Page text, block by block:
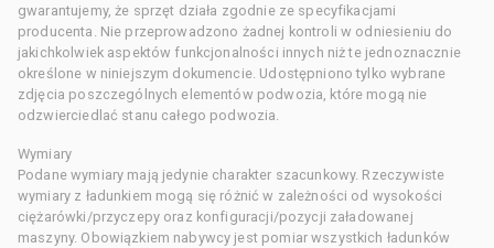
gwarantujemy, że sprzęt działa zgodnie ze specyfikacjami
producenta. Nie przeprowadzono żadnej kontroli w odniesieniu do
jakichkolwiek aspektów funkcjonalności innych niż te jednoznacznie
określone w niniejszym dokumencie. Udostępniono tylko wybrane
zdjęcia poszczególnych elementów podwozia, które mogą nie
odzwierciedlać stanu całego podwozia.
Wymiary
Podane wymiary mają jedynie charakter szacunkowy. Rzeczywiste
wymiary z ładunkiem mogą się różnić w zależności od wysokości
ciężarówki/przyczepy oraz konfiguracji/pozycji załadowanej
maszyny. Obowiązkiem nabywcy jest pomiar wszystkich ładunków